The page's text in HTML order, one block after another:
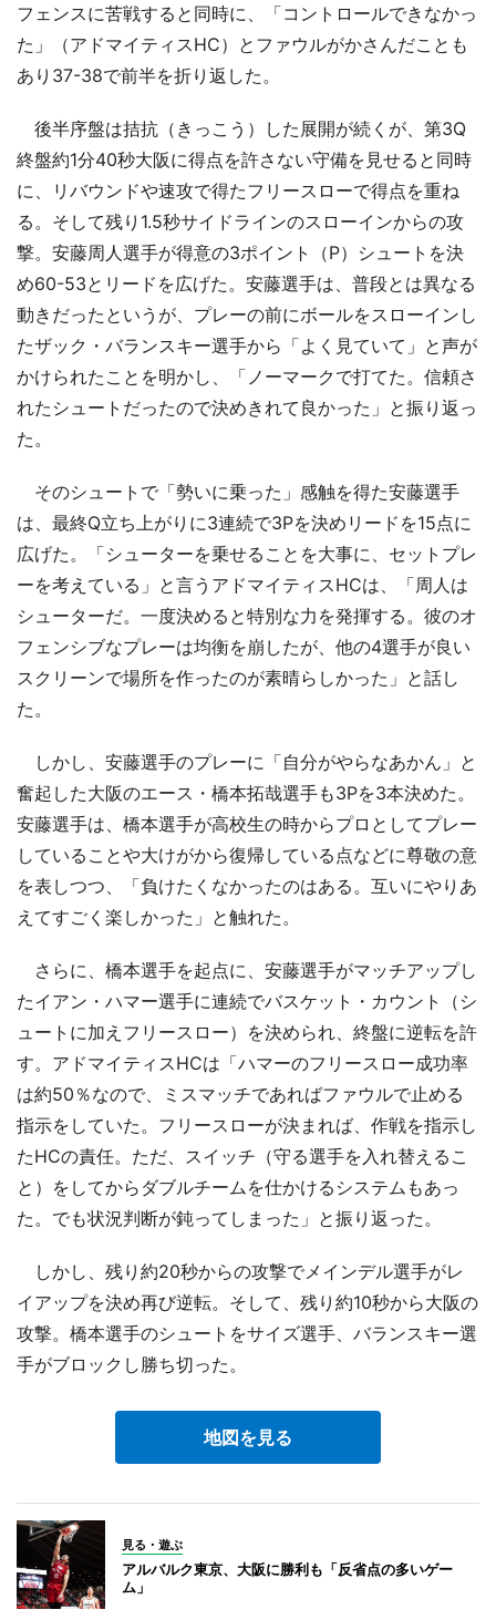
フェンスに苦戦すると同時に、「コントロールできなかっ
た」（アドマイティスHC）とファウルがかさんだことも
あり37-38で前半を折り返した。
後半序盤は拮抗（きっこう）した展開が続くが、第3Q
終盤約1分40秒大阪に得点を許さない守備を見せると同時
に、リバウンドや速攻で得たフリースローで得点を重ね
る。そして残り1.5秒サイドラインのスローインからの攻
撃。安藤周人選手が得意の3ポイント（P）シュートを決
め60-53とリードを広げた。安藤選手は、普段とは異なる
動きだったというが、プレーの前にボールをスローインし
たザック・バランスキー選手から「よく見ていて」と声が
かけられたことを明かし、「ノーマークで打てた。信頼さ
れたシュートだったので決めきれて良かった」と振り返っ
た。
そのシュートで「勢いに乗った」感触を得た安藤選手
は、最終Q立ち上がりに3連続で3Pを決めリードを15点に
広げた。「シューターを乗せることを大事に、セットプレ
ーを考えている」と言うアドマイティスHCは、「周人は
シューターだ。一度決めると特別な力を発揮する。彼のオ
フェンシブなプレーは均衡を崩したが、他の4選手が良い
スクリーンで場所を作ったのが素晴らしかった」と話し
た。
しかし、安藤選手のプレーに「自分がやらなあかん」と
奮起した大阪のエース・橋本拓哉選手も3Pを3本決めた。
安藤選手は、橋本選手が高校生の時からプロとしてプレー
していることや大けがから復帰している点などに尊敬の意
を表しつつ、「負けたくなかったのはある。互いにやりあ
えてすごく楽しかった」と触れた。
さらに、橋本選手を起点に、安藤選手がマッチアップし
たイアン・ハマー選手に連続でバスケット・カウント（シ
ュートに加えフリースロー）を決められ、終盤に逆転を許
す。アドマイティスHCは「ハマーのフリースロー成功率
は約50％なので、ミスマッチであればファウルで止める
指示をしていた。フリースローが決まれば、作戦を指示し
たHCの責任。ただ、スイッチ（守る選手を入れ替えるこ
と）をしてからダブルチームを仕かけるシステムもあっ
た。でも状況判断が鈍ってしまった」と振り返った。
しかし、残り約20秒からの攻撃でメインデル選手がレ
イアップを決め再び逆転。そして、残り約10秒から大阪の
攻撃。橋本選手のシュートをサイズ選手、バランスキー選
手がブロックし勝ち切った。
地図を見る
見る・遊ぶ
アルバルク東京、大阪に勝利も「反省点の多いゲー
ム」